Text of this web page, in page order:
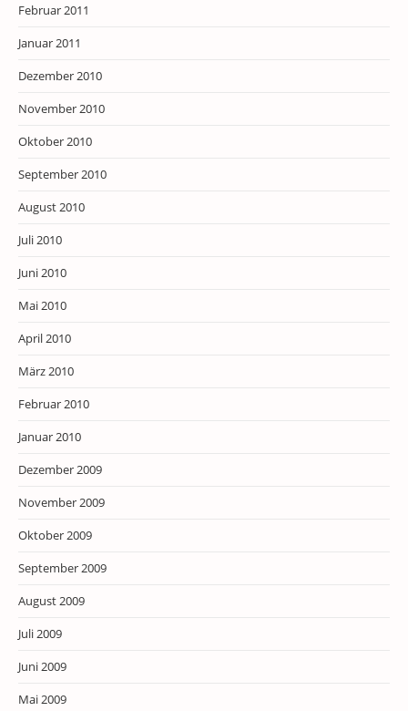
Februar 2011
Januar 2011
Dezember 2010
November 2010
Oktober 2010
September 2010
August 2010
Juli 2010
Juni 2010
Mai 2010
April 2010
März 2010
Februar 2010
Januar 2010
Dezember 2009
November 2009
Oktober 2009
September 2009
August 2009
Juli 2009
Juni 2009
Mai 2009